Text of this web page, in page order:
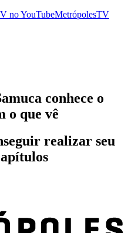
noYouTubeMetrópolesTV
conhece o
o que vê
realizar seu